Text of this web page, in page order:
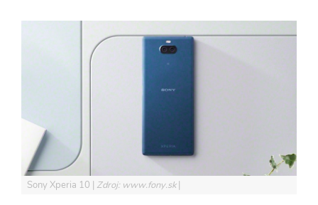
Sony Xperia 10 Zdroj: www.fony.sk